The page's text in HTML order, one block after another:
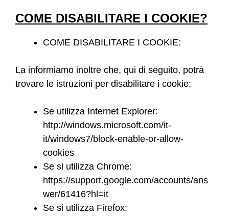
COME DISABILITARE I COOKIE?
COME DISABILITARE I COOKIE:
La informiamo inoltre che, qui di seguito, potrà
trovare le istruzioni per disabilitare i cookie:
Se utilizza Internet Explorer:
http://windows.microsoft.com/it-
it/windows7/block-enable-or-allow-
cookies
Se si utilizza Chrome:
https://support.google.com/accounts/ans
wer/61416?hl=it
Se si utilizza Firefox: